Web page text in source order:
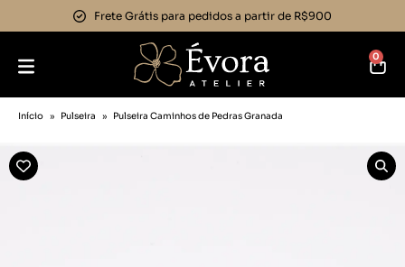
Frete Grátis para pedidos a partir de R$900
0
Início » Pulseira » Pulseira Caminhos de Pedras Granada